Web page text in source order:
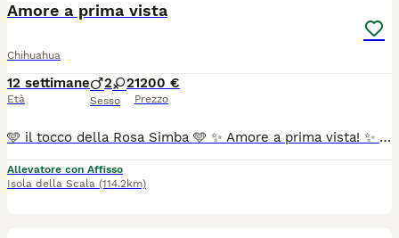
Amore a prima vista
Chihuahua
12 settimane
Età
2 2
Sesso
1200 €
Prezzo
🩵 il tocco della Rosa Simba 🩵 ✨ Amore a prima vista! ✨ Guardate questo splendido cucciolo di Chihuahua a pelo corto, un batuffolo color bianco crema di quasi 2 mesi! 🤍🍼 Ha un carattere davvero eccezionale: è dolcissimo, simpatico e ha una voglia matta di giocare. Cerchiamo per lui una famiglia speciale che sia pronta a riempirlo di coccole e a condividere tantissimi momenti felici. 🏡❤️ Per Inf: 📞 3517128012 #chihuahuapelocorto #cucciolo #chihuahuabianco #cucciolichihuahua # doglovers instachihuahua
Allevatore con Affisso
Isola della Scala (114.2km)